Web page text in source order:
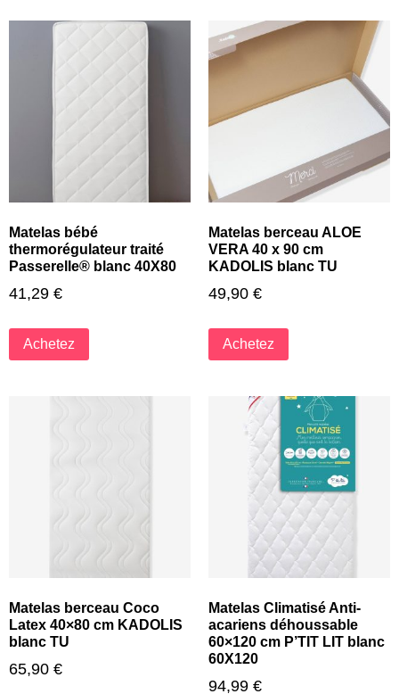
Matelas bébé
thermorégulateur traité
Passerelle® blanc 40X80
41,29 €
Achetez
Matelas berceau ALOE
VERA 40 x 90 cm
KADOLIS blanc TU
49,90 €
Achetez
Matelas berceau Coco
Latex 40×80 cm KADOLIS
blanc TU
65,90 €
Matelas Climatisé Anti-
acariens déhoussable
60×120 cm P’TIT LIT blanc
60X120
94,99 €